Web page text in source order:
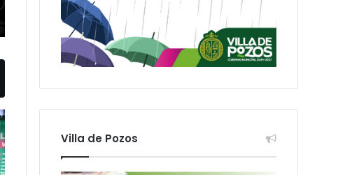
Villa de Pozos